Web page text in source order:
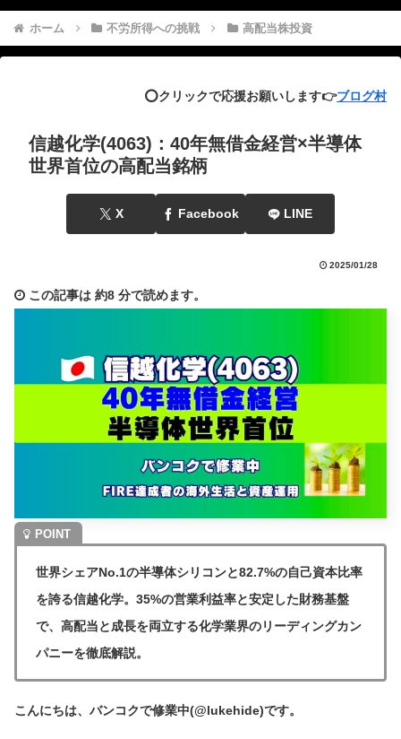
ホーム 不労所得への挑戦 高配当株投資
⭕️クリックで応援お願いします👉ブログ村
信越化学(4063)：40年無借金経営×半導体
世界首位の高配当銘柄
X Facebook LINE
2025/01/28
この記事は 約8 分で読めます。
世界シェアNo.1の半導体シリコンと82.7%の自己資本比率
を誇る信越化学。35%の営業利益率と安定した財務基盤
で、高配当と成長を両立する化学業界のリーディングカン
パニーを徹底解説。
こんにちは、バンコクで修業中(@lukehide)です。